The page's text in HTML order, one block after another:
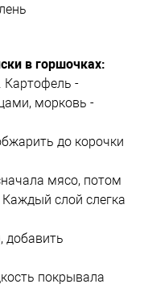
в горшочках:
Картофель -
морковь -
до корочки
мясо, потом
слой слегка
добавить
покрывала